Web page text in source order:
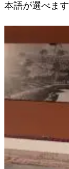
本語が選べます